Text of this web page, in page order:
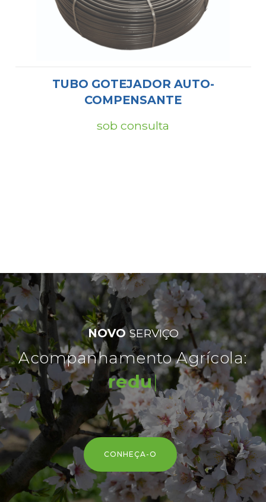
TUBO GOTEJADOR AUTO-
COMPENSANTE
sob consulta
NOVOSERVIÇO
Acompanhamento Agrícola:
redução |
CONHEÇA-O